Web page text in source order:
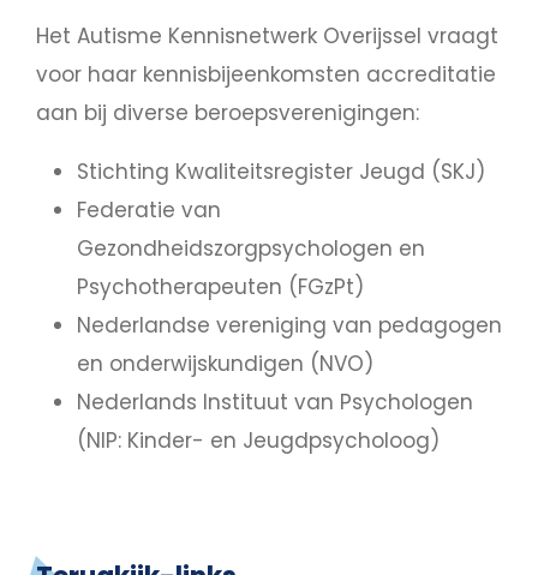
Het Autisme Kennisnetwerk Overijssel vraagt
voor haar kennisbijeenkomsten accreditatie
aan bij diverse beroepsverenigingen:
Stichting Kwaliteitsregister Jeugd (SKJ)
Federatie van
Gezondheidszorgpsychologen en
Psychotherapeuten (FGzPt)
Nederlandse vereniging van pedagogen
en onderwijskundigen (NVO)
Nederlands Instituut van Psychologen
(NIP: Kinder- en Jeugdpsycholoog)